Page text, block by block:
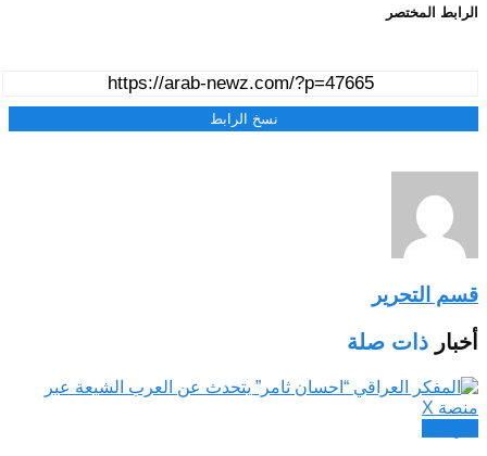
الرابط المختصر
نسخ الرابط
قسم التحرير
أخبار ذات صلة